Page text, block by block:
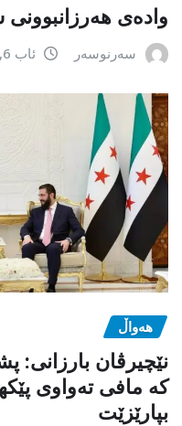
وادەی
سەرنوسەر ئاب 6, 2026
هەواڵ
نێچیرڤان بارزانی:
کە مافی تەواوی
بپارێزێت